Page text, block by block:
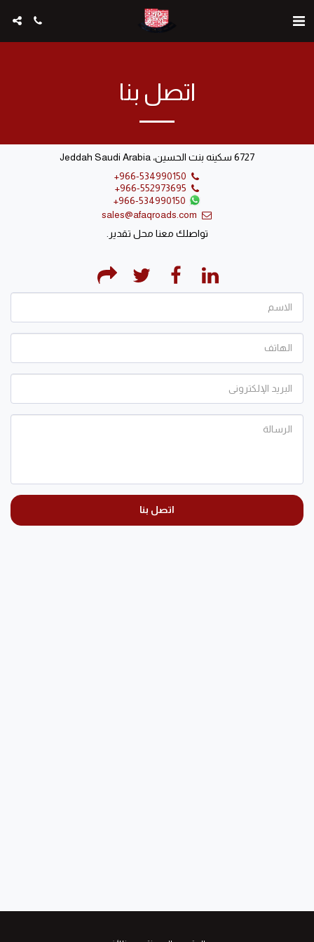
اتصل بنا
6727 سكينه بنت الحسين، Jeddah Saudi Arabia
+966-534990150
+966-552973695
+966-534990150
sales@afaqroads.com
تواصلك معنا محل تقدير.
اتصل بنا